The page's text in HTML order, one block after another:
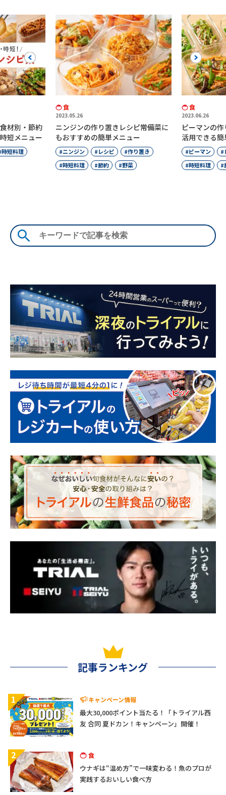
Previous
材別・節約
短メニュー
時短料理
食
2023.05.26
ニンジンの作り置きレシピ――常備菜に
もおすすめの簡単メニュー
ニンジン レシピ
作り置き
時短料理
節約 野菜
食
2023.06.26
ピーマンの作
活用できる
ピーマン
時短料理
Next
記事ランキング
1 キャンペーン情報
最大30,000ポイント当たる！「トライアル西
友 合同 夏ドカン！キャンペーン」開催！
2 食
ウナギは“温め方”で一味変わる！魚のプロが
実践するおいしい食べ方